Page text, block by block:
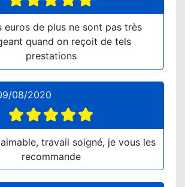
euros de plus ne sont pas très
quand on reçoit de tels
prestations
08/2020
travail soigné, je vous les
recommande